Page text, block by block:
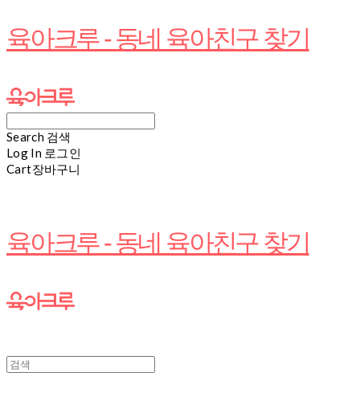
육아크루 - 동네 육아친구 찾기
Search 검색
Log In 로그인
Cart장바구니
육아크루 - 동네 육아친구 찾기